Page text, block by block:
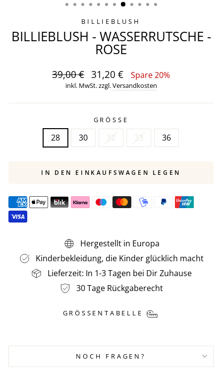
BILLIEBLUSH
BILLIEBLUSH - WASSERRUTSCHE -
ROSE
Normaler
Preis
39,00 € Sonderpreis
31,20 € Spare 20%
inkl. MwSt. zzgl.Versandkosten
GRÖSSE
28 30 32 33 36
IN DEN EINKAUFSWAGEN LEGEN
Hergestellt in Europa
Kinderbekleidung, die Kinder glücklich macht
Lieferzeit: In 1-3 Tagen bei Dir Zuhause
30 Tage Rückgaberecht
GRÖSSENTABELLE
NOCH FRAGEN?